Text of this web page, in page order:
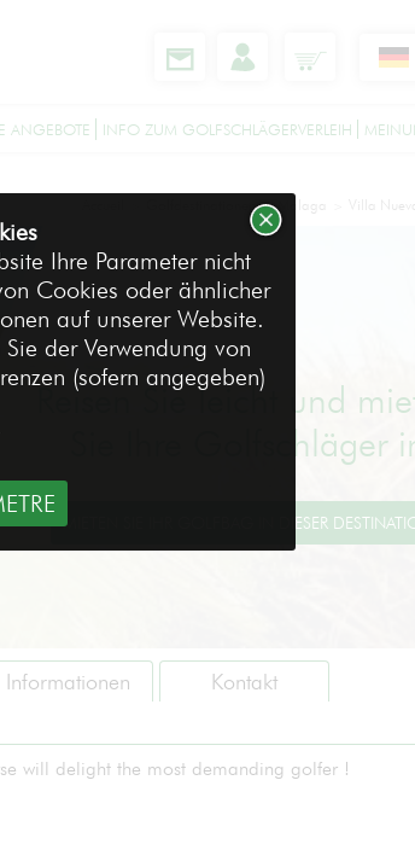
ANGEBOTE INFO ZUM GOLFSCHLÄGERVERLEIH
Golfdestinationen > Málaga Villa
Reisen Sie leicht und
Sie Ihre Golfschläger
Informationen
Kontakt
will delight the most demanding golfer !
Ihre Parameter nicht
Cookies oder ähnlicher
auf unserer Website.
der Verwendung von
(sofern angegeben)